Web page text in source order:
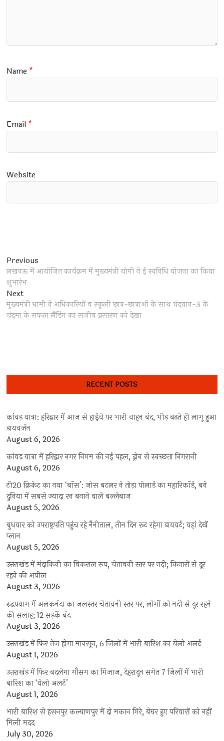
Name *
Email *
Website
Post
navigation
Previous
post:
लखनऊ में आयोजित कार्यक्रम में मुख्यमंत्री योगी ने ई स्वनिधि योजना का किया
शुभारंभ
NextNext
post:
मुख्यमंत्री धामी ने अधिकारियों व स्कूली छात्र-छात्राओं के साथ चंद्रयान-3 के
चंद्रमा के सफल लैंडिंग का सजीव प्रसारण को देखा
RECENT POSTS
कांवड़ यात्रा: हरिद्वार में आज से हाईवे पर भारी वाहन बंद, भीड़ बढ़ते ही लागू हुआ
डायवर्जन
August 6, 2026
कांवड़ यात्रा में हरिद्वार नगर निगम की नई पहल, ड्रोन से स्वच्छता निगरानी
August 6, 2026
टी20 क्रिकेट का नया ‘बॉस’: जोस बटलर ने तोड़ा पोलार्ड का महारिकॉर्ड, बने
दुनिया में सबसे ज्यादा रन बनाने वाले बल्लेबाज
August 5, 2026
बुधवार को उपराष्ट्रपति पहुंच रहे नैनीताल, तीन दिन रूट रहेगा डायवर्ट; यहां देखें
प्‍लान
August 5, 2026
उत्तराखंड में मंदाकिनी का विकराल रूप, चेतावनी स्तर पर नदी; किनारों से दूर
रहने की अपील
August 3, 2026
रुद्रप्रयाग में अलकनंदा का जलस्तर चेतावनी स्तर पर, लोगों को नदी से दूर रहने
की सलाह; 12 सड़कें बंद
August 3, 2026
उत्तराखंड में फिर तेज होगा मानसून, 6 जिलों में भारी बारिश का येलो अलर्ट
August 1, 2026
उत्तराखंड में फिर बदलेगा मौसम का मिजाज, देहरादून समेत 7 जिलों में भारी
बारिश का ‘येलो अलर्ट’
August 1, 2026
भारी बारिश से हसनपुर कल्याणपुर में दो मकान गिरे, बेघर हुए परिवारों को नहीं
मिली मदद
July 30, 2026